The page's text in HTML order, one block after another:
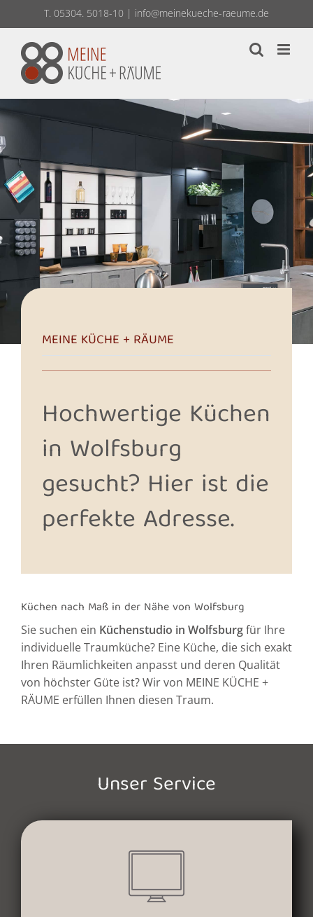
Inhalt
springen
T. 05304. 5018-10 | info@meinekueche-raeume.de
MEINE KÜCHE + RÄUME
Hochwertige Küchen
in Wolfsburg
gesucht? Hier ist die
perfekte Adresse.
Küchen nach Maß in der Nähe von Wolfsburg
Sie suchen ein Küchenstudio in Wolfsburgfür Ihre
individuelle Traumküche? Eine Küche, die sich exakt
Ihren Räumlichkeiten anpasst und deren Qualität
von höchster Güte ist? Wir von MEINE KÜCHE +
RÄUME erfüllen Ihnen diesen Traum.
Unser Service